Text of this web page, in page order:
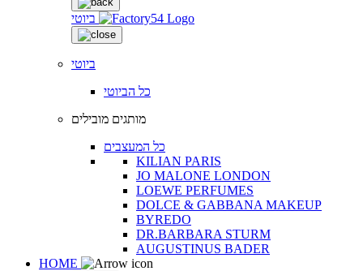
ביוטי
ביוטי
כל הביוטי
מותגים מובילים
כל המעצבים
KILIAN PARIS
JO MALONE LONDON
LOEWE PERFUMES
DOLCE & GABBANA MAKEUP
BYREDO
DR.BARBARA STURM
AUGUSTINUS BADER
HOME